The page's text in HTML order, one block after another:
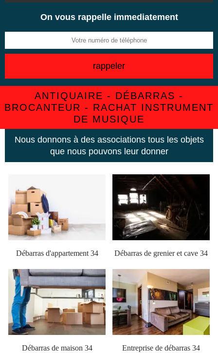
On vous rappelle immediatement
ANTIQUAIRE - DÉBARRAS -
BROCANTEUR - RACHAT INSTRUMENT
DE MUSIQUE
Nous donnons à des associations tous les objets
que nous pouvons leur donner
Débarras d'appartement 34 Débarras de grenier et cave 34
Débarras de maison 34 Entreprise de débarras 34